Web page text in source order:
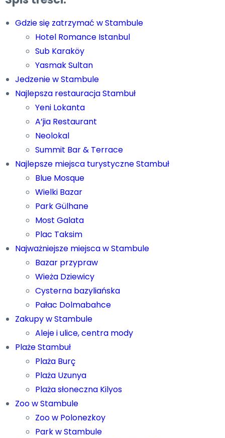
Gdzie się zatrzymać w Stambule
Hotel Romance Istanbul
Sub Karaköy
Yasmak Sultan
Jedzenie w Stambule
Najlepsza restauracja Stambuł
Yeni Lokanta
A’jia Restaurant
Neolokal
Summit Bar & Terrace
Najlepsze miejsca turystyczne Stambuł
Blue Mosque
Wielki Bazar
Park Gülhane
Most Galata
Plac Taksim
Najważniejsze miejsca w Stambule
Bazar przypraw
Wieża Dziewicy
Cysterna bazyliańska
Pałac Dolmabahce
Zakupy w Stambule
Aleje i ulice, centra mody
Plaże Stambuł
Plaża Burç
Plaża Uzunya
Plaża słoneczna Kilyos
Zoo w Stambule
Zoo w Polonezkoy
Park w Stambule